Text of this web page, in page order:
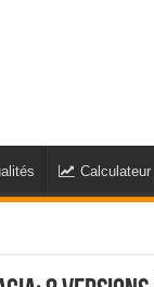
Calculateur